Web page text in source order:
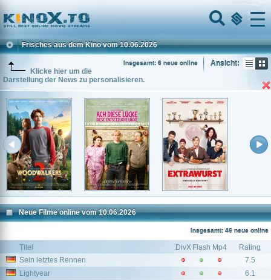
Home
Menu
Frisches aus dem Kino vom 10.06.2026
Ansicht:
Insgesamt: 6 neue online
Klicke hier um die
Darstellung der News zu personalisieren.
Neue Filme online vom 10.06.2026
Insgesamt: 46 neue online
Titel DivX Flash Mp4
Rating
Sein letztes Rennen
7.5
Lightyear
6.1